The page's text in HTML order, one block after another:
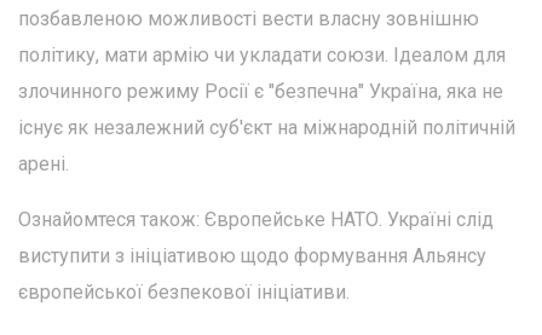
позбавленою можливості вести власну зовнішню
політику, мати армію чи укладати союзи. Ідеалом для
злочинного режиму Росії є "безпечна" Україна, яка не
існує як незалежний суб'єкт на міжнародній політичній
арені.
Ознайомтеся також: Європейське НАТО. Україні слід
виступити з ініціативою щодо формування Альянсу
європейської безпекової ініціативи.